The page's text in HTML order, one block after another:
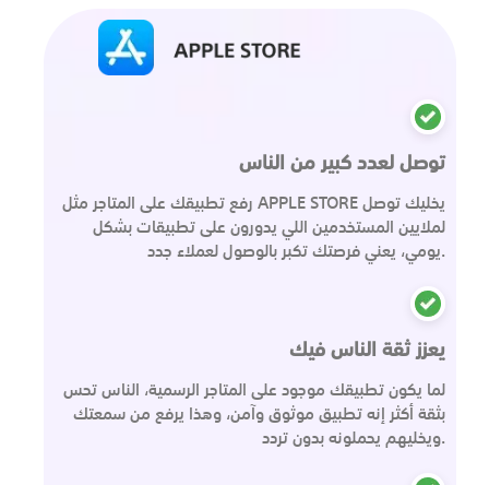
توصل لعدد كبير من الناس
رفع تطبيقك على المتاجر مثل APPLE STORE يخليك توصل
لملايين المستخدمين اللي يدورون على تطبيقات بشكل
يومي، يعني فرصتك تكبر بالوصول لعملاء جدد.
يعزز ثقة الناس فيك
لما يكون تطبيقك موجود على المتاجر الرسمية، الناس تحس
بثقة أكثر إنه تطبيق موثوق وآمن، وهذا يرفع من سمعتك
ويخليهم يحملونه بدون تردد.